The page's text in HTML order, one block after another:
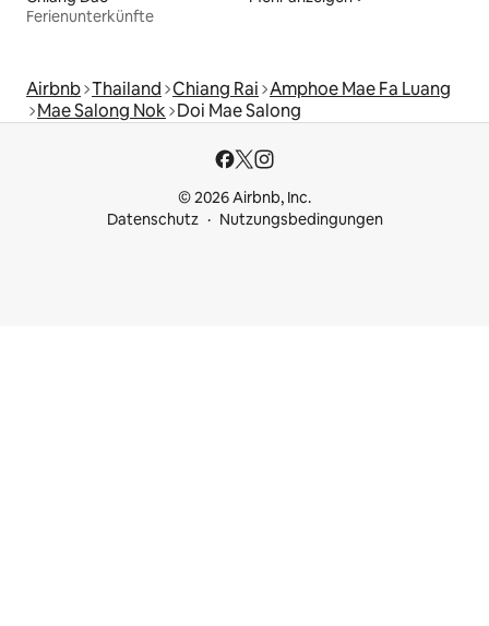
Ferienunterkünfte
Airbnb Thailand Chiang Rai Amphoe Mae Fa Luang
Mae Salong Nok Doi Mae Salong
© 2026 Airbnb, Inc.
Datenschutz
Nutzungsbedingungen